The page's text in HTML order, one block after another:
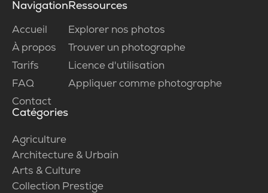
Navigation
Accueil
À propos
Tarifs
FAQ
Contact
Ressources
Explorer nos photos
Trouver un photographe
Licence d'utilisation
Appliquer comme photographe
Catégories
Agriculture
Architecture & Urbain
Arts & Culture
Collection Prestige